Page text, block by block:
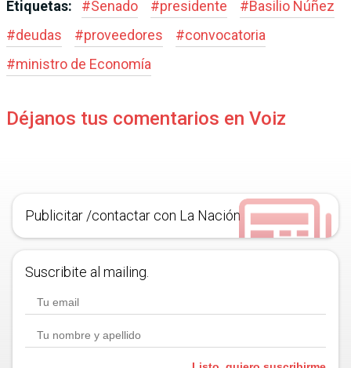
Etiquetas: #Senado #presidente #Basilio Núñez
#deudas #proveedores #convocatoria
#ministro de Economía
Déjanos tus comentarios en Voiz
Publicitar /contactar con La Nación
Suscribite al mailing.